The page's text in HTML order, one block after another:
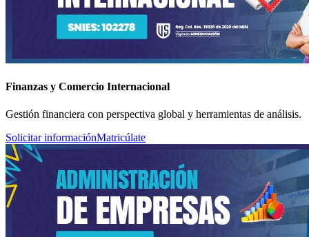
Finanzas y Comercio Internacional
Gestión financiera con perspectiva global y herramientas de análisis.
Solicitar informaciónMatricúlate